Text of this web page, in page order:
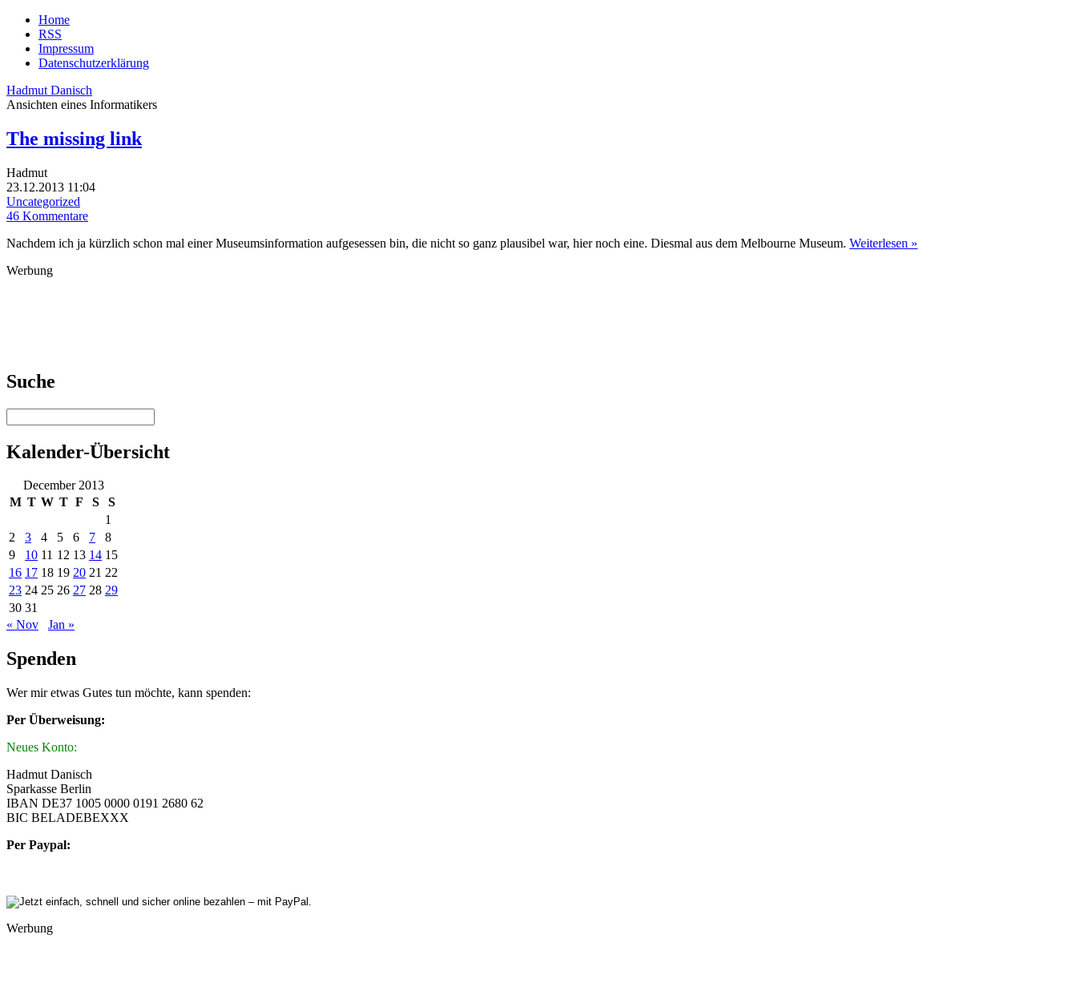
Home
RSS
Impressum
Datenschutzerklärung
Hadmut Danisch
Ansichten eines Informatikers
The missing link
Hadmut
23.12.2013 11:04
Uncategorized
46 Kommentare
Nachdem ich ja kürzlich schon mal einer Museumsinformation aufgesessen bin, die nicht so ganz plausibel war, hier noch eine. Diesmal aus dem Melbourne Museum. Weiterlesen »
Werbung
Suche
Kalender-Übersicht
December 2013
M T W T F S
S
1
2
3 4 5 6 7
8
9
10 11 12 13 14 15
16 17 18 19 20 21 22
23 24 25 26 27 28 29
30 31
« Nov
Jan »
Spenden
Wer mir etwas Gutes tun möchte, kann spenden:
Per Überweisung:
Neues Konto:
Hadmut Danisch
Sparkasse Berlin
IBAN DE37 1005 0000 0191 2680 62
BIC BELADEBEXXX
Per Paypal:
Werbung